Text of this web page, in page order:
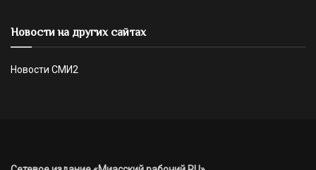
Новости на других сайтах
Новости СМИ2